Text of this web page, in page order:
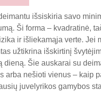
išsiskiria savo
Ši forma – kvadratinė,
ir išliekamąja verte. Jei
užtikrina išskirtinį
dieną. Šie auskarai su
arba nešioti vienus – kaip
juvelyrikos gamybos